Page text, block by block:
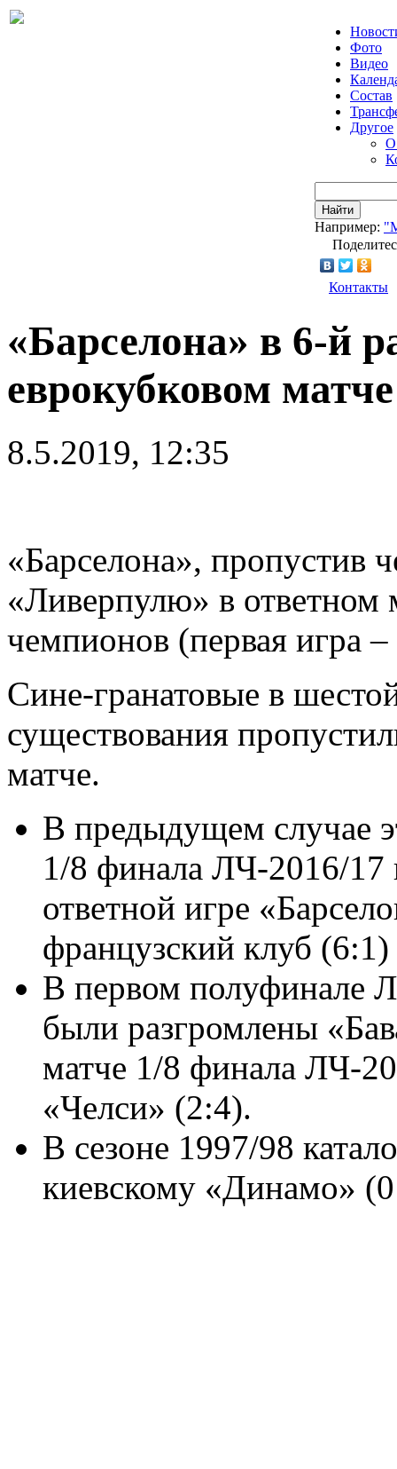
Фото
Видео
Состав
Другое
О
Найти
Например:
Контакты
«Барселона» в 6-й
еврокубковом матче
8.5.2019, 12:35
«Барселона», пропустив
«Ливерпулю» в
чемпионов (первая игра
Сине-гранатовые в
существования
матче.
В предыдущем случае
1/8 финала ЛЧ-2016/
ответной игре
французский клуб
В первом полуфинале
были разгромлены
матче 1/8 финала ЛЧ-
«Челси» (2:4).
В сезоне 1997/98
киевскому «Динамо»